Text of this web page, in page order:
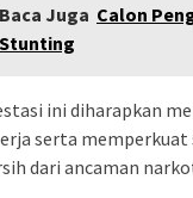
Baca Juga Calon
Stunting
ini diharapkan
serta
dari ancaman